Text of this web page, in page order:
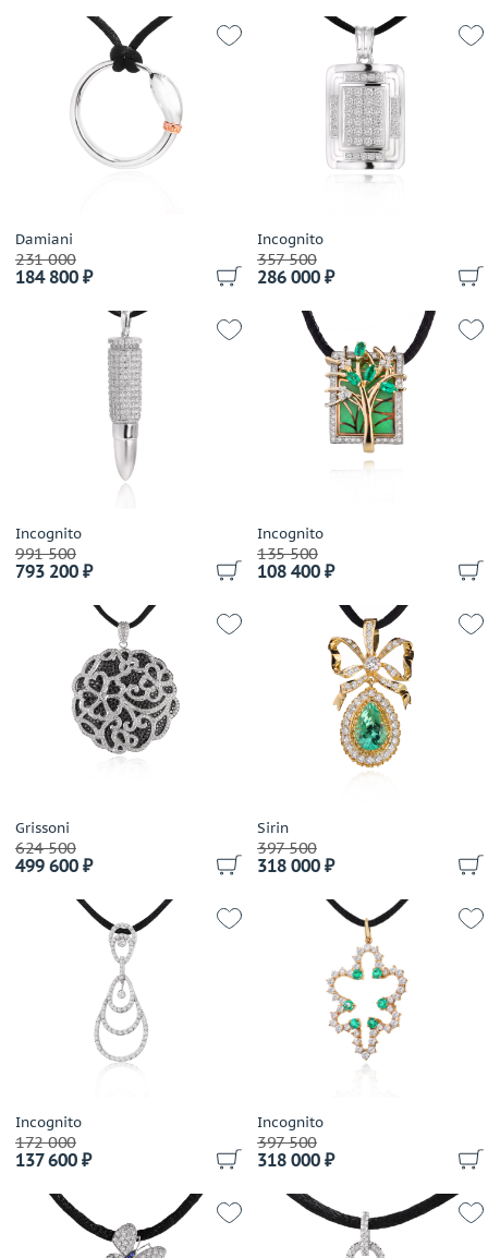
Damiani
231 000
184 800 ₽
Incognito
357 500
286 000 ₽
Incognito
991 500
793 200 ₽
Incognito
135 500
108 400 ₽
Grissoni
624 500
499 600 ₽
Sirin
397 500
318 000 ₽
Incognito
172 000
137 600 ₽
Incognito
397 500
318 000 ₽